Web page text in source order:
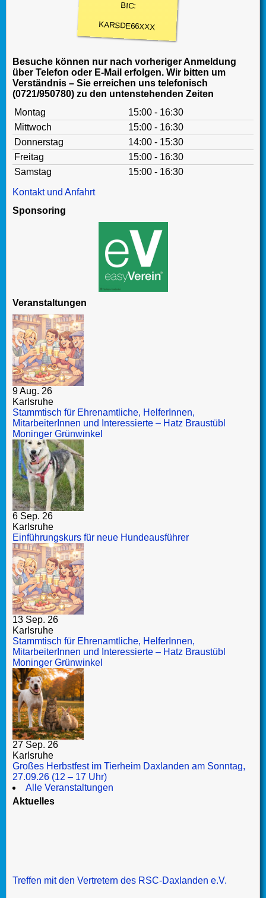
BIC:
KARSDE66XXX
Besuche können nur nach vorheriger Anmeldung
über Telefon oder E-Mail erfolgen. Wir bitten um
Verständnis – Sie erreichen uns telefonisch
(0721/950780) zu den untenstehenden Zeiten
Montag
15:00 - 16:30
Mittwoch
15:00 - 16:30
Donnerstag
14:00 - 15:30
Freitag
15:00 - 16:30
Samstag
15:00 - 16:30
Kontakt und Anfahrt
Sponsoring
Veranstaltungen
9 Aug. 26
Karlsruhe
Stammtisch für Ehrenamtliche, HelferInnen,
MitarbeiterInnen und Interessierte – Hatz Braustübl
Moninger Grünwinkel
6 Sep. 26
Karlsruhe
Einführungskurs für neue Hundeausführer
13 Sep. 26
Karlsruhe
Stammtisch für Ehrenamtliche, HelferInnen,
MitarbeiterInnen und Interessierte – Hatz Braustübl
Moninger Grünwinkel
27 Sep. 26
Karlsruhe
Großes Herbstfest im Tierheim Daxlanden am Sonntag,
27.09.26 (12 – 17 Uhr)
Alle Veranstaltungen
Aktuelles
Treffen mit den Vertretern des RSC-Daxlanden e.V.